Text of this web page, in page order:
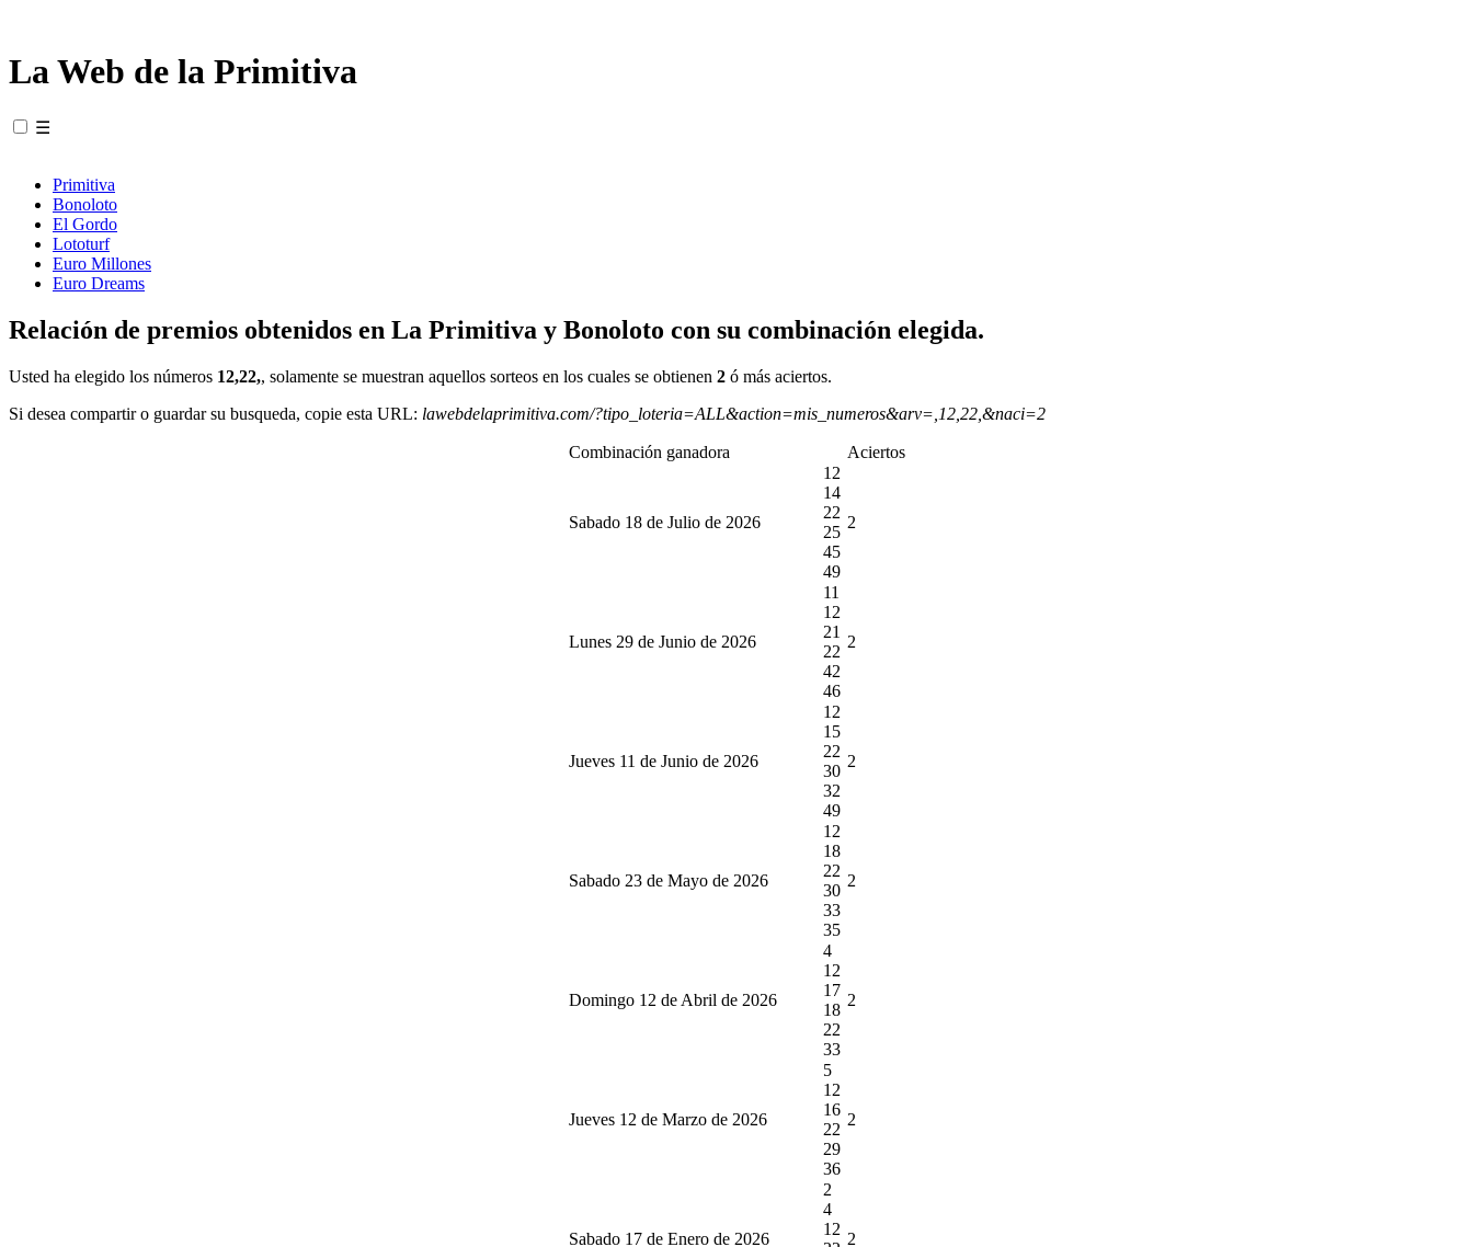
La Web de la Primitiva
☰
Primitiva
Bonoloto
El Gordo
Lototurf
Euro Millones
Euro Dreams
Relación de premios obtenidos en La Primitiva y Bonoloto con su combinación elegida.
Usted ha elegido los números 12,22,, solamente se muestran aquellos sorteos en los cuales se obtienen 2 ó más aciertos.
Si desea compartir o guardar su busqueda, copie esta URL: lawebdelaprimitiva.com/?tipo_loteria=ALL&action=mis_numeros&arv=,12,22,&naci=2
Combinación ganadora Aciertos
Sabado 18 de Julio de 2026
12
14
22
25
45
49
2
Lunes 29 de Junio de 2026
11
12
21
22
42
46
2
Jueves 11 de Junio de 2026
12
15
22
30
32
49
2
Sabado 23 de Mayo de 2026
12
18
22
30
33
35
2
Domingo 12 de Abril de 2026
4
12
17
18
22
33
2
Jueves 12 de Marzo de 2026
5
12
16
22
29
36
2
Sabado 17 de Enero de 2026
2
4
12
2